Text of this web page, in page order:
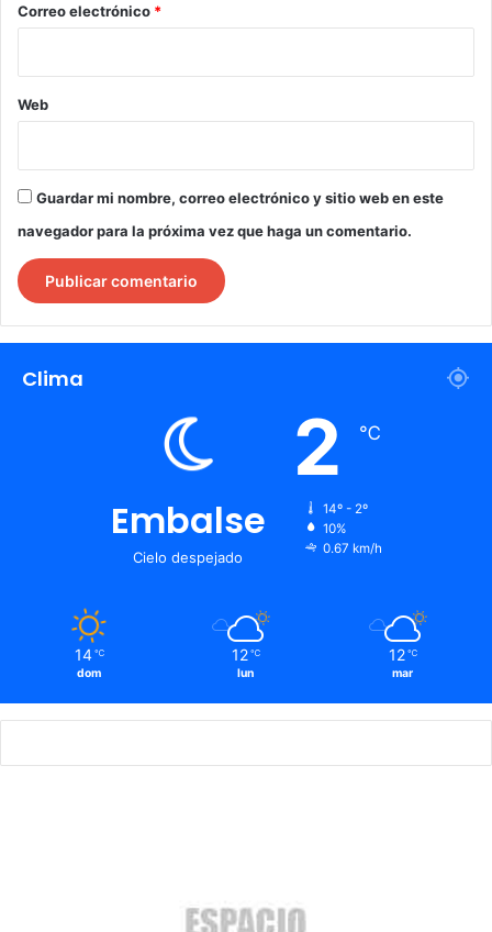
*
Correo electrónico *
Web
Guardar mi nombre, correo electrónico y sitio web en este
navegador para la próxima vez que haga un comentario.
Clima
Embalse
Cielo despejado
2 ℃
14º - 2º
10%
0.67 km/h
14 ℃
dom
12 ℃
lun
12 ℃
mar